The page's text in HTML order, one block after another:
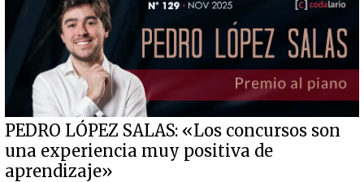
PEDRO LÓPEZ SALAS: «Los concursos son
una experiencia muy positiva de
aprendizaje»